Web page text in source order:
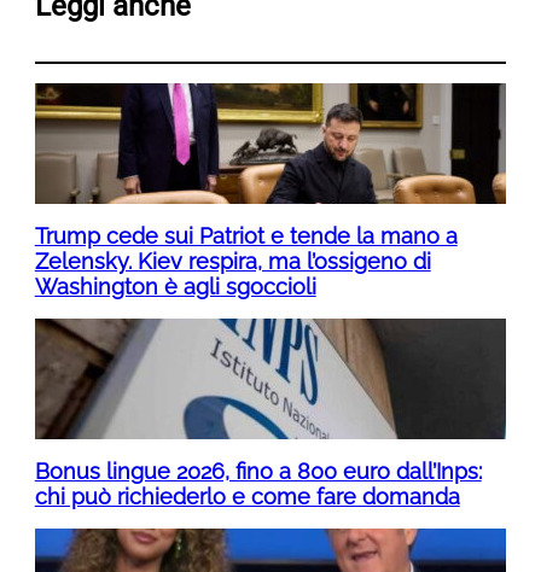
Trump cede sui Patriot e tende la mano a
Zelensky. Kiev respira, ma l’ossigeno di
Washington è agli sgoccioli
Bonus lingue 2026, fino a 800 euro dall’Inps:
chi può richiederlo e come fare domanda